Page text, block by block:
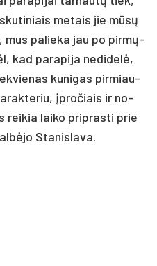
me­tais jie mū­sų
mus pa­lie­ka jau po pir­mų­
kad pa­ra­pi­ja ne­di­de­lė,
ku­ni­gas pir­miau­
įpro­čiais ir no­
rei­kia lai­ko pri­pras­ti prie
Sta­nis­la­va.